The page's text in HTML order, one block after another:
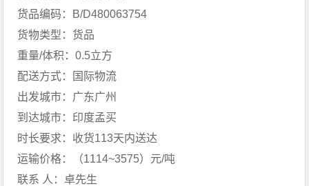
货品编码：B/D480063754
货物类型：货品
重量/体积：0.5立方
配送方式：国际物流
出发城市：广东广州
到达城市：印度孟买
时长要求：收货113天内送达
运输价格：（1114~3575）元/吨
联系 人：卓先生